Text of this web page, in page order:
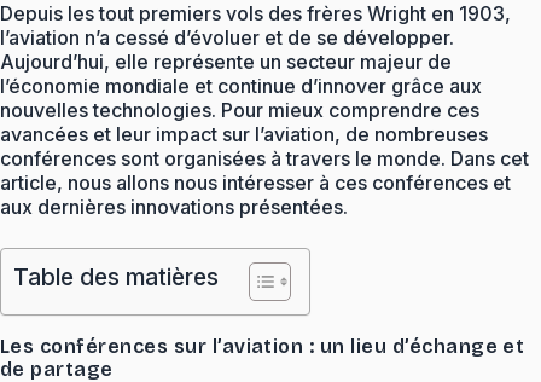
Depuis les tout premiers vols des frères Wright en 1903,
l’aviation n’a cessé d’évoluer et de se développer.
Aujourd’hui, elle représente un secteur majeur de
l’économie mondiale et continue d’innover grâce aux
nouvelles technologies. Pour mieux comprendre ces
avancées et leur impact sur l’aviation, de nombreuses
conférences sont organisées à travers le monde. Dans cet
article, nous allons nous intéresser à ces conférences et
aux dernières innovations présentées.
Table des matières
Les conférences sur l’aviation : un lieu d’échange et
de partage